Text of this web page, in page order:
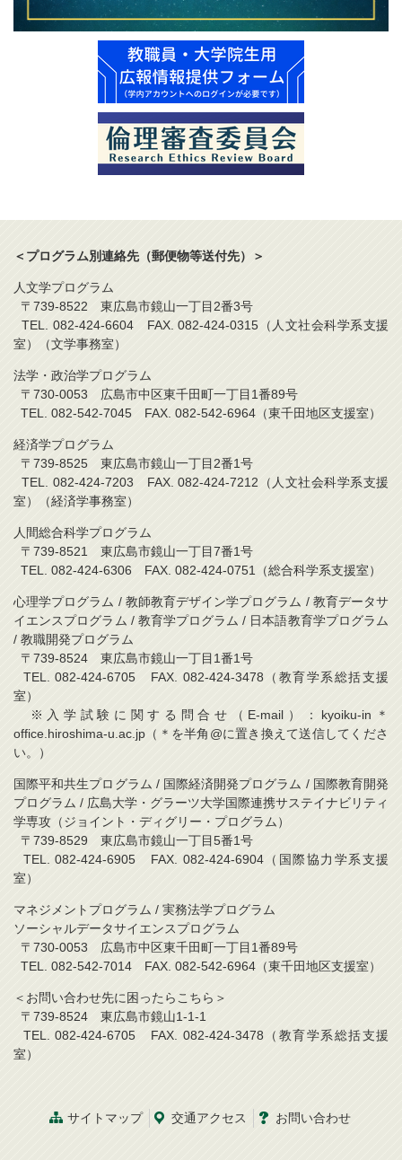
＜プログラム別連絡先（郵便物等送付先）＞
人文学プログラム
〒739-8522 東広島市鏡山一丁目2番3号
TEL. 082-424-6604 FAX. 082-424-0315（人文社会科学系支援
室）（文学事務室）
法学・政治学プログラム
〒730-0053 広島市中区東千田町一丁目1番89号
TEL. 082-542-7045 FAX. 082-542-6964（東千田地区支援室）
経済学プログラム
〒739-8525 東広島市鏡山一丁目2番1号
TEL. 082-424-7203 FAX. 082-424-7212（人文社会科学系支援
室）（経済学事務室）
人間総合科学プログラム
〒739-8521 東広島市鏡山一丁目7番1号
TEL. 082-424-6306 FAX. 082-424-0751（総合科学系支援室）
心理学プログラム / 教師教育デザイン学プログラム / 教育データサ
イエンスプログラム / 教育学プログラム / 日本語教育学プログラム
/ 教職開発プログラム
〒739-8524 東広島市鏡山一丁目1番1号
TEL. 082-424-6705 FAX. 082-424-3478（教育学系総括支援
室）
※入学試験に関する問合せ（E-mail）：kyoiku-in＊
office.hiroshima-u.ac.jp（＊を半角@に置き換えて送信してくださ
い。）
国際平和共生プログラム / 国際経済開発プログラム / 国際教育開発
プログラム / 広島大学・グラーツ大学国際連携サステイナビリティ
学専攻（ジョイント・ディグリー・プログラム）
〒739-8529 東広島市鏡山一丁目5番1号
TEL. 082-424-6905 FAX. 082-424-6904（国際協力学系支援
室）
マネジメントプログラム / 実務法学プログラム
ソーシャルデータサイエンスプログラム
〒730-0053 広島市中区東千田町一丁目1番89号
TEL. 082-542-7014 FAX. 082-542-6964（東千田地区支援室）
＜お問い合わせ先に困ったらこちら＞
〒739-8524 東広島市鏡山1-1-1
TEL. 082-424-6705 FAX. 082-424-3478（教育学系総括支援
室）
サイトマップ 交通アクセス お問い合わせ